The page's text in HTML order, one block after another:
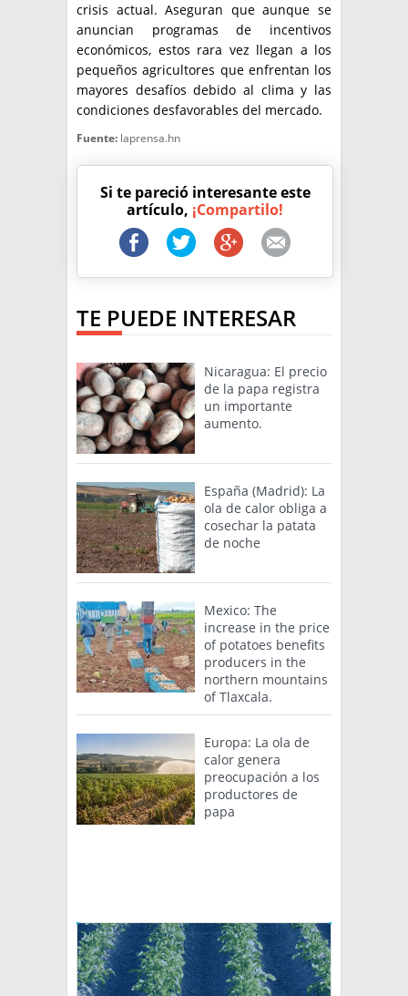
crisis actual. Aseguran que aunque se
anuncian programas de incentivos
económicos, estos rara vez llegan a los
pequeños agricultores que enfrentan los
mayores desafíos debido al clima y las
condiciones desfavorables del mercado.
Fuente: laprensa.hn
Si te pareció interesante este
artículo, ¡Compartilo!
TE PUEDE INTERESAR
Nicaragua: El precio
de la papa registra
un importante
aumento.
España (Madrid): La
ola de calor obliga a
cosechar la patata
de noche
Mexico: The
increase in the price
of potatoes benefits
producers in the
northern mountains
of Tlaxcala.
Europa: La ola de
calor genera
preocupación a los
productores de
papa